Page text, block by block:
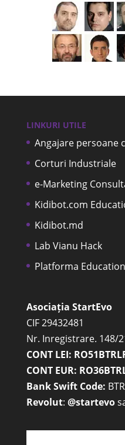
LINKURI UTILE
Angajare persoane
Corturi Industriale
e-Marketing
Kidibot.com
Kidibot.md
Lab Vianu Hack
Platforma
Asociația StartEvo
CIF 29432481
Nr. Inregistrare. 148/
CONT LEI:
CONT EUR:
Bank Swift Code:
Revolut: @startevo